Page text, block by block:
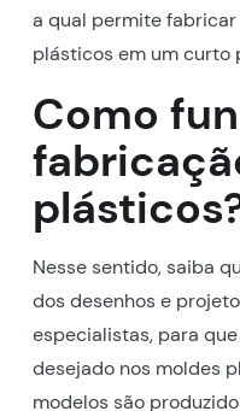
a qual permite
plásticos em um curto
Como
Nesse sentido, saiba
dos desenhos e
especialistas, para
desejado nos moldes
modelos são